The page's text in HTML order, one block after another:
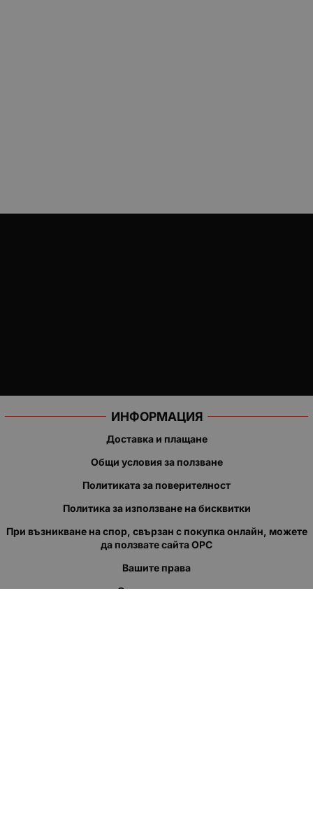
ИНФОРМАЦИЯ
Доставка и плащане
Общи условия за ползване
Политиката за поверителност
Политика за използване на бисквитки
При възникване на спор, свързан с покупка онлайн, можете
да ползвате сайта ОРС
Вашите права
Отказ от сделка